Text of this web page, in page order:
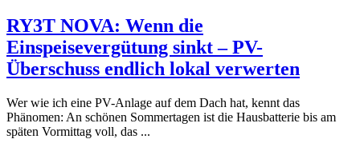
RY3T NOVA: Wenn die
Einspeisevergütung sinkt – PV-
Überschuss endlich lokal verwerten
Wer wie ich eine PV-Anlage auf dem Dach hat, kennt das
Phänomen: An schönen Sommertagen ist die Hausbatterie bis am
späten Vormittag voll, das ...